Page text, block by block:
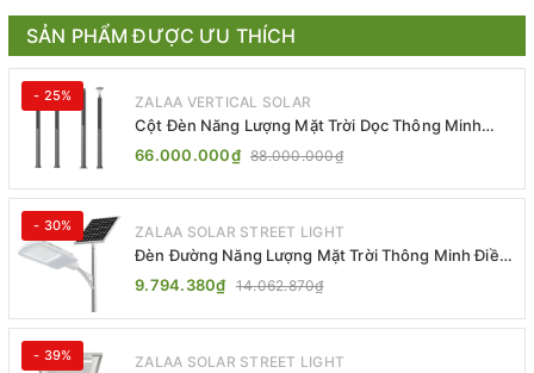
SẢN PHẨM ĐƯỢC ƯU THÍCH
- 25% ZALAA VERTICAL SOLAR
Cột Đèn Năng Lượng Mặt Trời Dọc Thông Minh
ZSR-YYDS-360 | ZALAA Jsc
66.000.000₫ 88.000.000₫
- 30% ZALAA SOLAR STREET LIGHT
Đèn Đường Năng Lượng Mặt Trời Thông Minh Điều
Khiển MPPT ZL-GMX01 ZALAA
9.794.380₫ 14.062.870₫
- 39% ZALAA SOLAR STREET LIGHT